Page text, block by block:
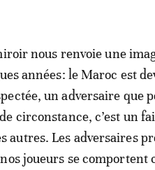
nous renvoie une
années: le Maroc est
un adversaire que
circonstance, c’est un
autres. Les adversaires
joueurs se comportent